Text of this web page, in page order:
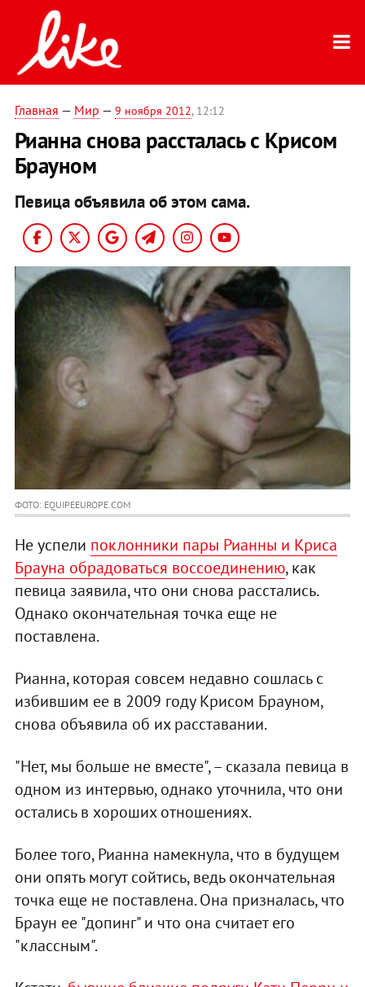
Главная — Мир — 9 ноября 2012, 12:12
Рианна снова рассталась с Крисом
Брауном
Певица объявила об этом сама.
ФОТО: EQUIPEEUROPE.COM
Не успели поклонники пары Рианны и Криса
Брауна обрадоваться воссоединению, как
певица заявила, что они снова расстались.
Однако окончательная точка еще не
поставлена.
Рианна, которая совсем недавно сошлась с
избившим ее в 2009 году Крисом Брауном,
снова объявила об их расставании.
"Нет, мы больше не вместе", – сказала певица в
одном из интервью, однако уточнила, что они
остались в хороших отношениях.
Более того, Рианна намекнула, что в будущем
они опять могут сойтись, ведь окончательная
точка еще не поставлена. Она призналась, что
Браун ее "допинг" и что она считает его
"классным".